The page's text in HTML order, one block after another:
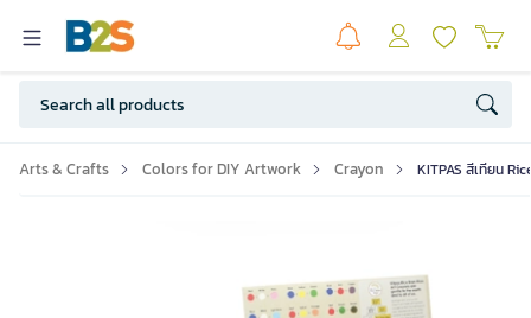
Arts & Crafts Colors for DIY Artwork Crayon KITPAS สีเทียน